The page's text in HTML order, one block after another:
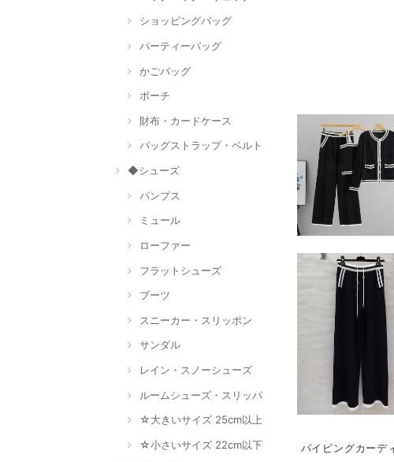
ショッピングバッグ
パーティーバッグ
かごバッグ
ポーチ
財布・カードケース
バッグストラップ・ベルト
◆シューズ
パンプス
ミュール
ローファー
フラットシューズ
ブーツ
スニーカー・スリッポン
サンダル
レイン・スノーシューズ
ルームシューズ・スリッパ
☆大きいサイズ 25cm以上
☆小さいサイズ 22cm以下
パイピングカーデ